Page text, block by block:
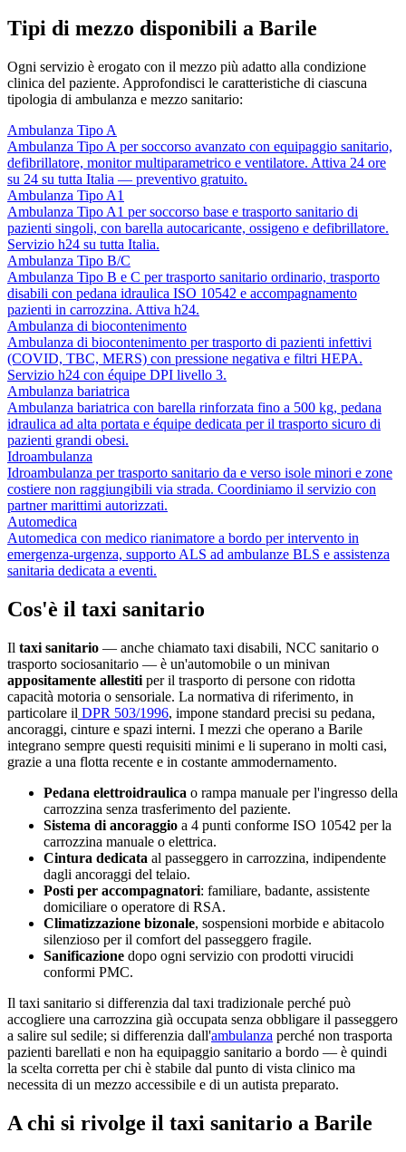
Tipi di mezzo disponibili a Barile
Ogni servizio è erogato con il mezzo più adatto alla condizione
clinica del paziente. Approfondisci le caratteristiche di ciascuna
tipologia di ambulanza e mezzo sanitario:
Ambulanza Tipo A
Ambulanza Tipo A per soccorso avanzato con equipaggio sanitario,
defibrillatore, monitor multiparametrico e ventilatore. Attiva 24 ore
su 24 su tutta Italia — preventivo gratuito.
Ambulanza Tipo A1
Ambulanza Tipo A1 per soccorso base e trasporto sanitario di
pazienti singoli, con barella autocaricante, ossigeno e defibrillatore.
Servizio h24 su tutta Italia.
Ambulanza Tipo B/C
Ambulanza Tipo B e C per trasporto sanitario ordinario, trasporto
disabili con pedana idraulica ISO 10542 e accompagnamento
pazienti in carrozzina. Attiva h24.
Ambulanza di biocontenimento
Ambulanza di biocontenimento per trasporto di pazienti infettivi
(COVID, TBC, MERS) con pressione negativa e filtri HEPA.
Servizio h24 con équipe DPI livello 3.
Ambulanza bariatrica
Ambulanza bariatrica con barella rinforzata fino a 500 kg, pedana
idraulica ad alta portata e équipe dedicata per il trasporto sicuro di
pazienti grandi obesi.
Idroambulanza
Idroambulanza per trasporto sanitario da e verso isole minori e zone
costiere non raggiungibili via strada. Coordiniamo il servizio con
partner marittimi autorizzati.
Automedica
Automedica con medico rianimatore a bordo per intervento in
emergenza-urgenza, supporto ALS ad ambulanze BLS e assistenza
sanitaria dedicata a eventi.
Cos'è il taxi sanitario
Il taxi sanitario — anche chiamato taxi disabili, NCC sanitario o
trasporto sociosanitario — è un'automobile o un minivan
appositamente allestiti per il trasporto di persone con ridotta
capacità motoria o sensoriale. La normativa di riferimento, in
particolare il DPR 503/1996, impone standard precisi su pedana,
ancoraggi, cinture e spazi interni. I mezzi che operano a Barile
integrano sempre questi requisiti minimi e li superano in molti casi,
grazie a una flotta recente e in costante ammodernamento.
Pedana elettroidraulica o rampa manuale per l'ingresso della
carrozzina senza trasferimento del paziente.
Sistema di ancoraggio a 4 punti conforme ISO 10542 per la
carrozzina manuale o elettrica.
Cintura dedicata al passeggero in carrozzina, indipendente
dagli ancoraggi del telaio.
Posti per accompagnatori: familiare, badante, assistente
domiciliare o operatore di RSA.
Climatizzazione bizonale, sospensioni morbide e abitacolo
silenzioso per il comfort del passeggero fragile.
Sanificazione dopo ogni servizio con prodotti virucidi
conformi PMC.
Il taxi sanitario si differenzia dal taxi tradizionale perché può
accogliere una carrozzina già occupata senza obbligare il passeggero
a salire sul sedile; si differenzia dall'ambulanza perché non trasporta
pazienti barellati e non ha equipaggio sanitario a bordo — è quindi
la scelta corretta per chi è stabile dal punto di vista clinico ma
necessita di un mezzo accessibile e di un autista preparato.
A chi si rivolge il taxi sanitario a Barile